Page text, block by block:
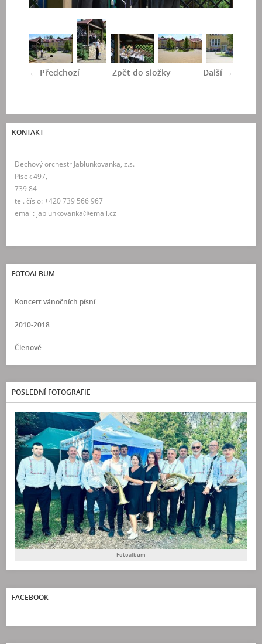
← Předchozí Další →
Zpět do složky
KONTAKT
Dechový orchestr Jablunkovanka, z.s.
Písek 497,
739 84
tel. číslo: +420 739 566 967
email: jablunkovanka@email.cz
FOTOALBUM
Koncert vánočních písní
2010-2018
Členové
POSLEDNÍ FOTOGRAFIE
Fotoalbum
FACEBOOK